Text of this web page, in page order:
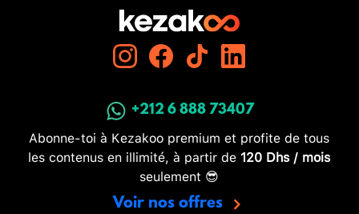
+212 6 888 73407
Abonne-toi à Kezakoo premium et profite de tous
les contenus en illimité, à partir de 120 Dhs / mois
seulement 😎
Voir nos offres